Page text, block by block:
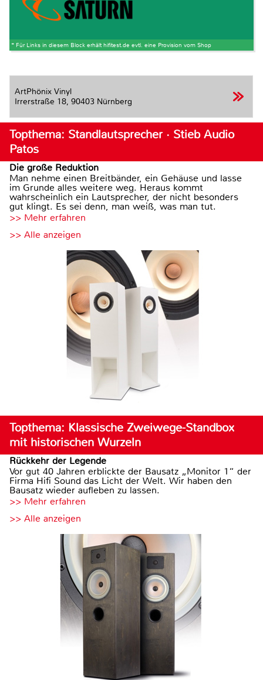
* Für Links in diesem Block erhält hifitest.de evtl. eine Provision vom Shop
ArtPhönix Vinyl
Irrerstraße 18, 90403 Nürnberg
Topthema: Standlautsprecher · Stieb Audio
Patos
Die große Reduktion
Man nehme einen Breitbänder, ein Gehäuse und lasse
im Grunde alles weitere weg. Heraus kommt
wahrscheinlich ein Lautsprecher, der nicht besonders
gut klingt. Es sei denn, man weiß, was man tut.
>> Mehr erfahren
>> Alle anzeigen
Topthema: Klassische Zweiwege-Standbox
mit historischen Wurzeln
Rückkehr der Legende
Vor gut 40 Jahren erblickte der Bausatz „Monitor 1“ der
Firma Hifi Sound das Licht der Welt. Wir haben den
Bausatz wieder aufleben zu lassen.
>> Mehr erfahren
>> Alle anzeigen